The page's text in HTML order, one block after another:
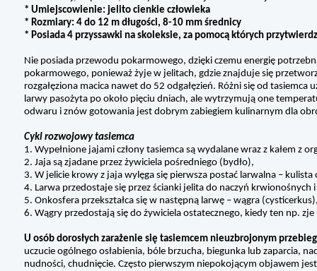
* Umiejscowienie: jelito cienkie człowieka
* Rozmiary: 4 do 12 m długości, 8-10 mm średnicy
* Posiada 4 przyssawki na skoleksie, za pomocą których
Nie posiada przewodu pokarmowego, dzięki czemu energię
pokarmowego, ponieważ żyje w jelitach, gdzie znajduje się
rozgałęziona macica nawet do 52 odgałęzień. Różni się od
larwy pasożyta po około pięciu dniach, ale wytrzymują one
odwaru i znów gotowania jest dobrym zabiegiem kulinarnym dla
Cykl rozwojowy tasiemca
1. Wypełnione jajami człony tasiemca są wydalane wraz z kałem z
2. Jaja są zjadane przez żywiciela pośredniego (bydło),
3. W jelicie krowy z jaja wylęga się pierwsza postać larwalna – kulista
4. Larwa przedostaje się przez ścianki jelita do naczyń
5. Onkosfera przekształca się w następną larwę – wągra
6. Wągry przedostają się do żywiciela ostatecznego, kiedy ten np.
U osób dorosłych zarażenie się tasiemcem nieuzbrojonym
uczucie ogólnego osłabienia, bóle brzucha, biegunka lub zaparcia,
nudności, chudnięcie. Często pierwszym niepokojącym objawem